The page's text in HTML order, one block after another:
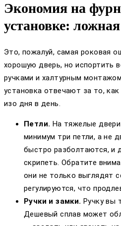
Экономия на
установке:
Это, пожалуй, самая роковая
хорошую дверь, но испортить
ручками и халтурным
установка отвечают за то,
изо дня в день.
Петли. На тяжелые
минимум три петли, а не
быстро разболтаются, и
скрипеть. Обратите
они не только выглядят
регулируются, что
Ручки и замки. Ручку вы
Дешевый сплав может